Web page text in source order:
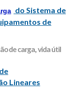
do Sistema de
de
de carga,vida útil
Lineares